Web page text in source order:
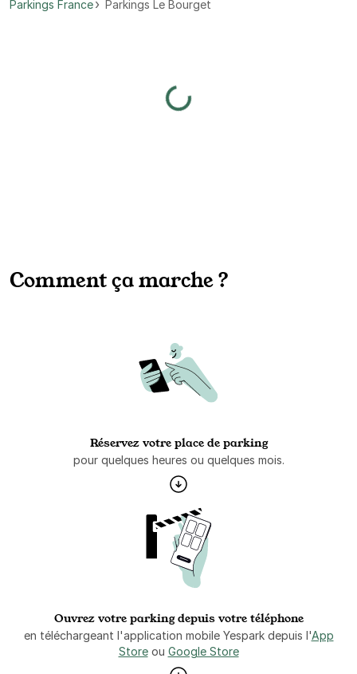
Parkings France Parkings Le Bourget
Comment ça marche ?
Réservez votre place de parking
pour quelques heures ou quelques mois.
Ouvrez votre parking depuis votre téléphone
en téléchargeant l'application mobile Yespark depuis l'App
Storeou Google Store